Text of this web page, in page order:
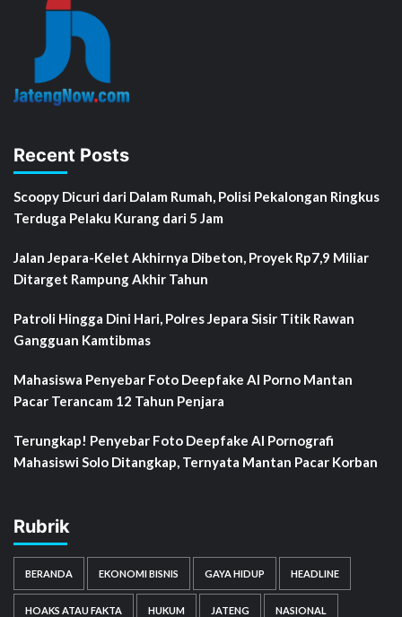
Recent Posts
Scoopy Dicuri dari Dalam Rumah, Polisi Pekalongan Ringkus
Terduga Pelaku Kurang dari 5 Jam
Jalan Jepara-Kelet Akhirnya Dibeton, Proyek Rp7,9 Miliar
Ditarget Rampung Akhir Tahun
Patroli Hingga Dini Hari, Polres Jepara Sisir Titik Rawan
Gangguan Kamtibmas
Mahasiswa Penyebar Foto Deepfake AI Porno Mantan
Pacar Terancam 12 Tahun Penjara
Terungkap! Penyebar Foto Deepfake AI Pornografi
Mahasiswi Solo Ditangkap, Ternyata Mantan Pacar Korban
Rubrik
BERANDA EKONOMI BISNIS GAYA HIDUP HEADLINE
HOAKS ATAU FAKTA HUKUM JATENG NASIONAL